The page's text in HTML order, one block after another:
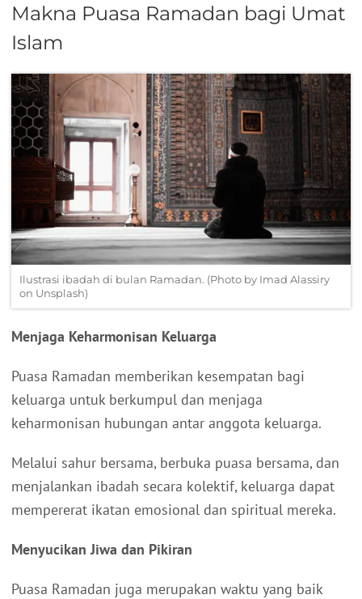
Makna Puasa Ramadan bagi Umat
Islam
Ilustrasi ibadah di bulan Ramadan. (Photo by Imad Alassiry
on Unsplash)
Menjaga Keharmonisan Keluarga
Puasa Ramadan memberikan kesempatan bagi
keluarga untuk berkumpul dan menjaga
keharmonisan hubungan antar anggota keluarga.
Melalui sahur bersama, berbuka puasa bersama, dan
menjalankan ibadah secara kolektif, keluarga dapat
mempererat ikatan emosional dan spiritual mereka.
Menyucikan Jiwa dan Pikiran
Puasa Ramadan juga merupakan waktu yang baik